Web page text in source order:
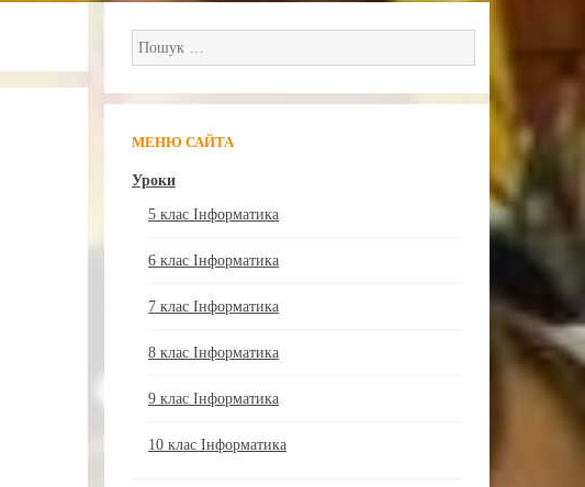
Пошук:
МЕНЮ САЙТА
Уроки
5 клас Інформатика
6 клас Інформатика
7 клас Інформатика
8 клас Інформатика
9 клас Інформатика
10 клас Інформатика